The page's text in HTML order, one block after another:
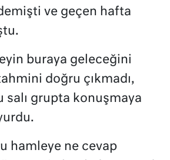
ve geçen hafta
buraya geleceğini
doğru çıkmadı,
salı grupta konuşmaya
hamleye ne cevap